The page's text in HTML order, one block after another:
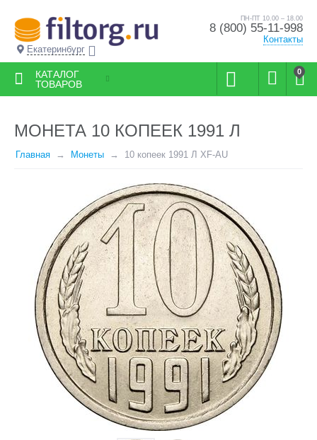
Екатеринбург
ПН-ПТ 10.00 – 18.00
8 (800) 55-11-998
Контакты
0
КАТАЛОГ
ТОВАРОВ
МОНЕТА 10 КОПЕЕК 1991 Л
Главная Монеты 10 копеек 1991 Л XF-AU